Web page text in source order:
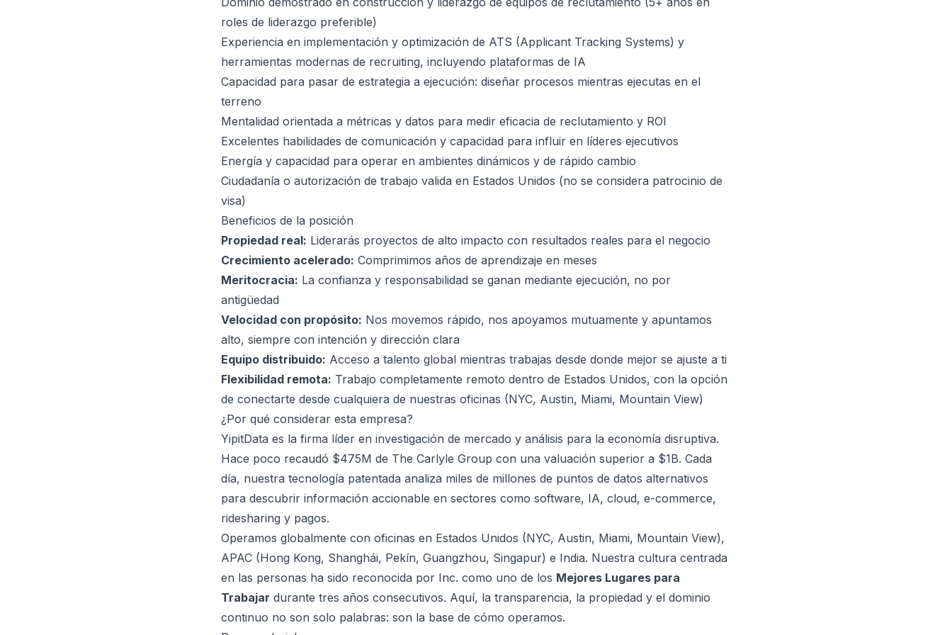
roles de liderazgo preferible)
Experiencia en implementación y optimización de ATS (Applicant Tracking Systems) y
herramientas modernas de recruiting, incluyendo plataformas de IA
Capacidad para pasar de estrategia a ejecución: diseñar procesos mientras ejecutas en el
terreno
Mentalidad orientada a métricas y datos para medir eficacia de reclutamiento y ROI
Excelentes habilidades de comunicación y capacidad para influir en líderes ejecutivos
Energía y capacidad para operar en ambientes dinámicos y de rápido cambio
Ciudadanía o autorización de trabajo valida en Estados Unidos (no se considera patrocinio de
visa)
Beneficios de la posición
Propiedad real: Liderarás proyectos de alto impacto con resultados reales para el negocio
Crecimiento acelerado: Comprimimos años de aprendizaje en meses
Meritocracia: La confianza y responsabilidad se ganan mediante ejecución, no por
antigüedad
Velocidad con propósito: Nos movemos rápido, nos apoyamos mutuamente y apuntamos
alto, siempre con intención y dirección clara
Equipo distribuido: Acceso a talento global mientras trabajas desde donde mejor se ajuste a ti
Flexibilidad remota: Trabajo completamente remoto dentro de Estados Unidos, con la opción
de conectarte desde cualquiera de nuestras oficinas (NYC, Austin, Miami, Mountain View)
¿Por qué considerar esta empresa?
YipitData es la firma líder en investigación de mercado y análisis para la economía disruptiva.
Hace poco recaudó $475M de The Carlyle Group con una valuación superior a $1B. Cada
día, nuestra tecnología patentada analiza miles de millones de puntos de datos alternativos
para descubrir información accionable en sectores como software, IA, cloud, e-commerce,
ridesharing y pagos.
Operamos globalmente con oficinas en Estados Unidos (NYC, Austin, Miami, Mountain View),
APAC (Hong Kong, Shanghái, Pekín, Guangzhou, Singapur) e India. Nuestra cultura centrada
en las personas ha sido reconocida por Inc. como uno de los Mejores Lugares para
Trabajar durante tres años consecutivos. Aquí, la transparencia, la propiedad y el dominio
continuo no son solo palabras: son la base de cómo operamos.